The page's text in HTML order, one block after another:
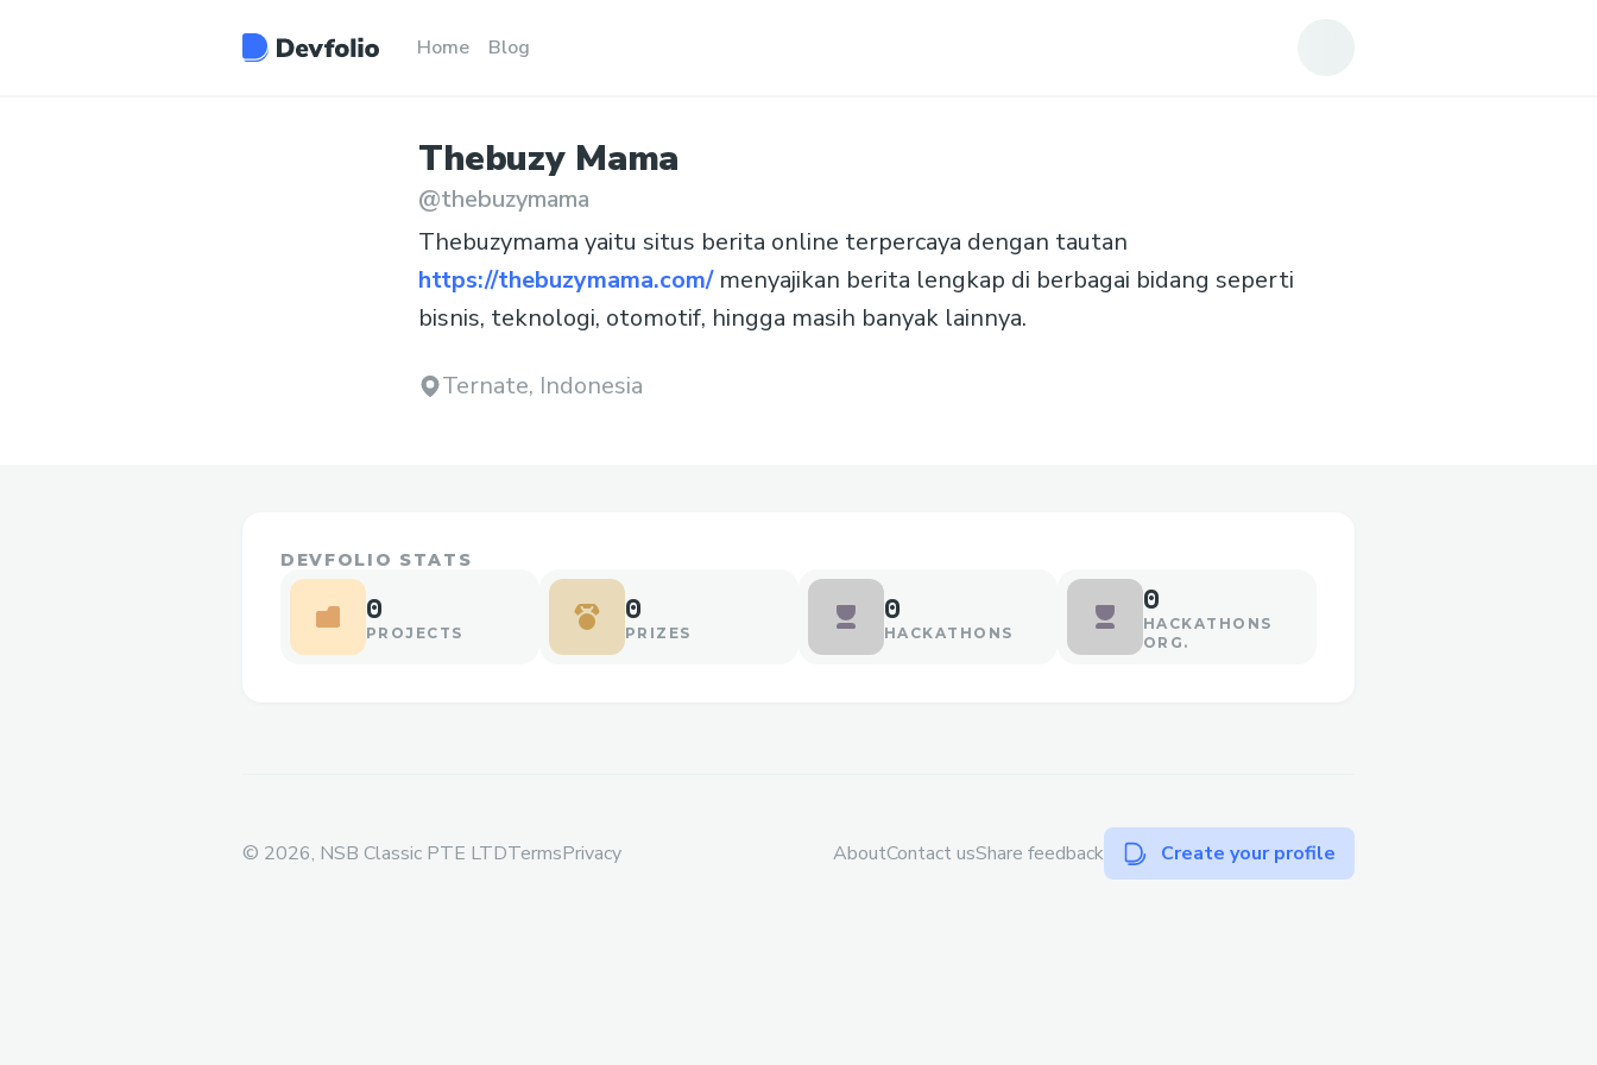
Home Blog
Thebuzy Mama
@thebuzymama
Thebuzymama yaitu situs berita online terpercaya dengan tautan
https://thebuzymama.com/menyajikan berita lengkap di berbagai bidang seperti
bisnis, teknologi, otomotif, hingga masih banyak lainnya.
Ternate, Indonesia
DEVFOLIO STATS
0
PROJECTS
0
PRIZES
0
HACKATHONS
0
HACKATHONS
ORG.
© 2026, NSB Classic PTE LTDTermsPrivacy AboutContact usShare feedback Create your profile